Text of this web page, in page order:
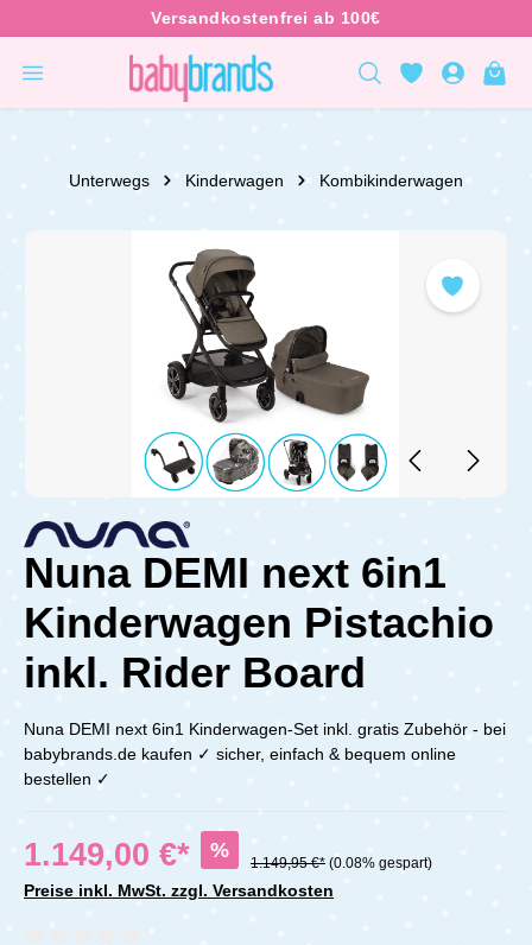
Unterwegs Kinderwagen Kombikinderwagen
Nuna DEMI next 6in1
Kinderwagen Pistachio
inkl. Rider Board
Nuna DEMI next 6in1 Kinderwagen-Set inkl. gratis Zubehör - bei
babybrands.de kaufen ✓ sicher, einfach & bequem online
bestellen ✓
1.149,00 €* %
1.149,95 €* (0.08% gespart)
Preise inkl. MwSt. zzgl. Versandkosten